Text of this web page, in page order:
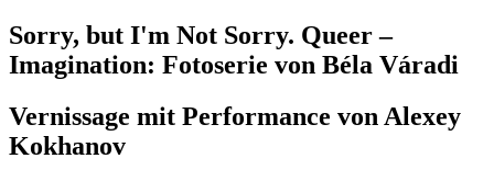
Sorry, but I'm Not Sorry. Queer –
Imagination: Fotoserie von Béla Váradi
Vernissage mit Performance von Alexey
Kokhanov